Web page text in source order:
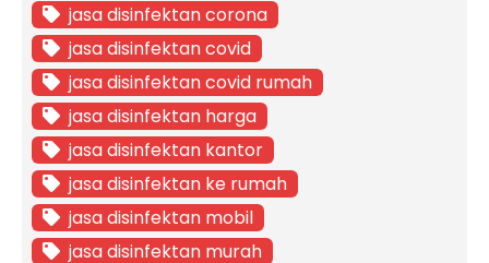
jasa disinfektan corona
jasa disinfektan covid
jasa disinfektan covid rumah
jasa disinfektan harga
jasa disinfektan kantor
jasa disinfektan ke rumah
jasa disinfektan mobil
jasa disinfektan murah